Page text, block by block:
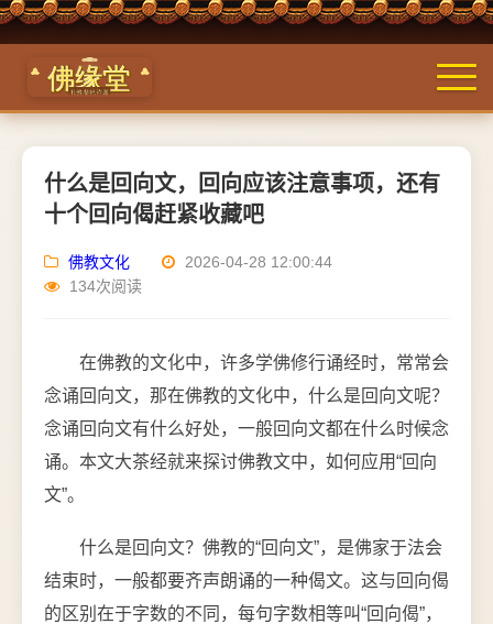
什么是回向文，回向应该注意事项，还有
十个回向偈赶紧收藏吧
佛教文化
2026-04-28 12:00:44
134次阅读
在佛教的文化中，许多学佛修行诵经时，常常会
念诵回向文，那在佛教的文化中，什么是回向文呢？
念诵回向文有什么好处，一般回向文都在什么时候念
诵。本文大茶经就来探讨佛教文中，如何应用“回向
文”。
什么是回向文？佛教的“回向文”，是佛家于法会
结束时，一般都要齐声朗诵的一种偈文。这与回向偈
的区别在于字数的不同，每句字数相等叫“回向偈”，